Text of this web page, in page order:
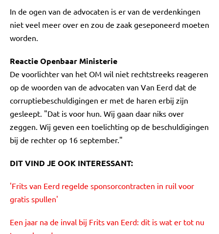
In de ogen van de advocaten is er van de verdenkingen
niet veel meer over en zou de zaak geseponeerd moeten
worden.
Reactie Openbaar Ministerie
De voorlichter van het OM wil niet rechtstreeks reageren
op de woorden van de advocaten van Van Eerd dat de
corruptiebeschuldigingen er met de haren erbij zijn
gesleept. "Dat is voor hun. Wij gaan daar niks over
zeggen. Wij geven een toelichting op de beschuldigingen
bij de rechter op 16 september."
DIT VIND JE OOK INTERESSANT:
'Frits van Eerd regelde sponsorcontracten in ruil voor
gratis spullen'
Een jaar na de inval bij Frits van Eerd: dit is wat er tot nu